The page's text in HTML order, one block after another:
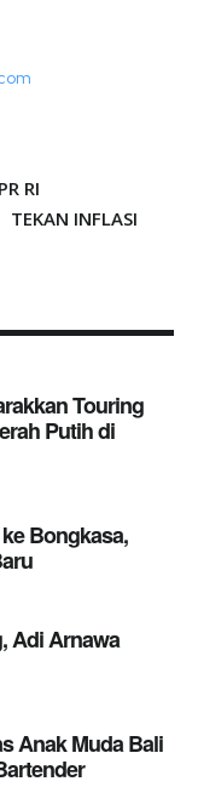
RI
TEKAN INFLASI
Touring
Putih di
Bongkasa,
Adi Arnawa
Anak Muda Bali